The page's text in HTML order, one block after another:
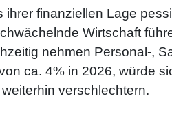
finanziellen Lage
Wirtschaft
nehmen Personal-,
ca. 4% in 2026, würde
verschlechtern.